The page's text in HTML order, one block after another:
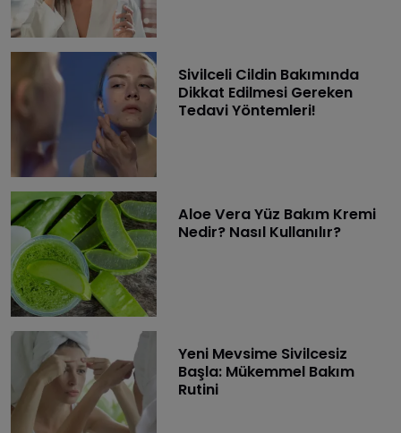
Sivilceli Cildin Bakımında
Dikkat Edilmesi Gereken
Tedavi Yöntemleri!
Aloe Vera Yüz Bakım Kremi
Nedir? Nasıl Kullanılır?
Yeni Mevsime Sivilcesiz
Başla: Mükemmel Bakım
Rutini